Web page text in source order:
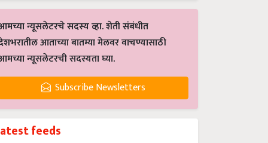
न्यूसलेटरचे सदस्य व्हा. शेती संबंधीत
आताच्या बातम्या मेलवर वाचण्यासाठी
न्यूसलेटरची सदस्यता घ्या.
Subscribe Newsletters
feeds